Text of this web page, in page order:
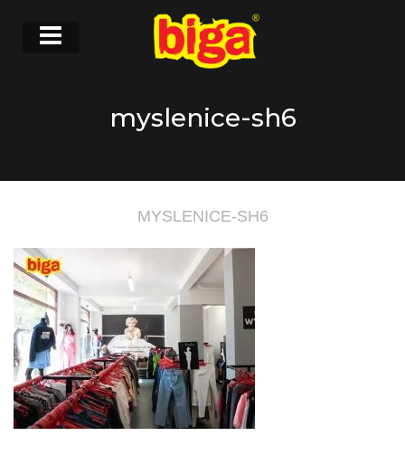
myslenice-sh6
MYSLENICE-SH6